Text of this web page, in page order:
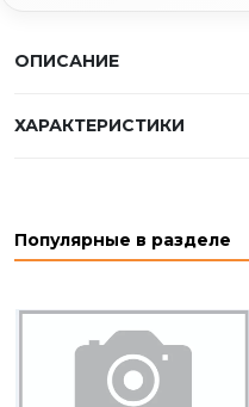
ОПИСАНИЕ
ХАРАКТЕРИСТИКИ
Популярные в разделе